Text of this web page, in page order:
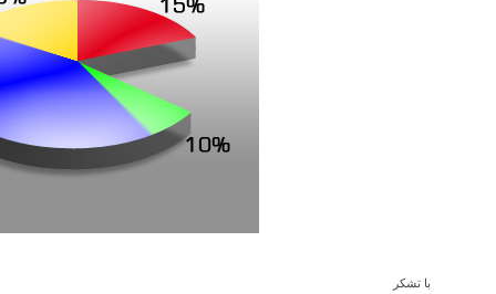
با تشکر